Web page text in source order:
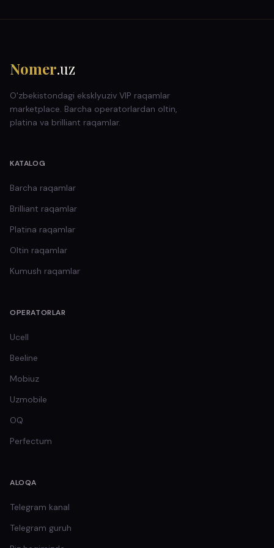
Nomer.uz
O'zbekistondagi eksklyuziv VIP raqamlar
marketplace. Barcha operatorlardan oltin,
platina va brilliant raqamlar.
KATALOG
Barcha raqamlar
Brilliant raqamlar
Platina raqamlar
Oltin raqamlar
Kumush raqamlar
OPERATORLAR
Ucell
Beeline
Mobiuz
Uzmobile
OQ
Perfectum
ALOQA
Telegram kanal
Telegram guruh